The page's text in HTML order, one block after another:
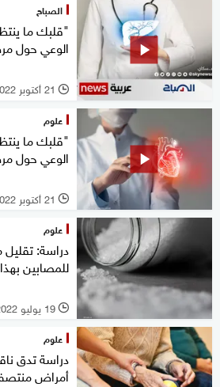
الصباح
"قلبك ما
الوعي حول
l 21 أكتوبر 2022
علوم
"قلبك ما
الوعي حول
l 21 أكتوبر 2022
علوم
دراسة:
للمصابين
l 19 يوليو 2022
علوم
دراسة تدق
أمراض